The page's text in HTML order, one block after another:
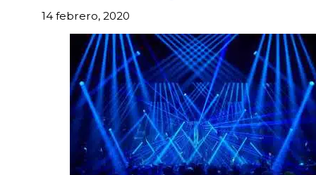
14 febrero, 2020